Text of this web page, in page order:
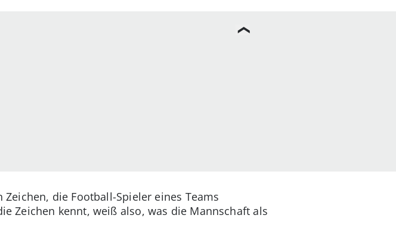
die Football-Spieler eines Teams
Zeichen kennt, weiß also, was die Mannschaft als